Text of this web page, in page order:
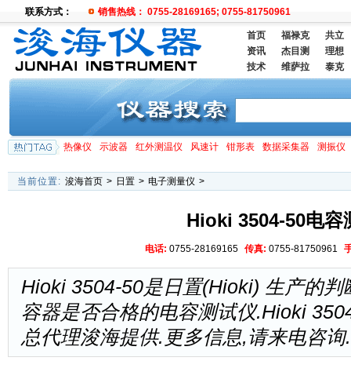
联系方式： 销售热线： 0755-28169165; 0755-81750961
首页 福禄克
共立
资讯
杰目测
理想
技术
维萨拉 泰克
热像仪 示波器 红外测温仪 风速计 钳形表 数据采集器 测振仪
当前位置: 浚海首页 > 日置 > 电子测量仪 >
Hioki 3504-50电容
电话: 0755-28169165 传真: 0755-81750961
Hioki 3504-50是日置(Hioki) 生产的
容器是否合格的电容测试仪.Hioki
总代理浚海提供.更多信息,请来电咨询.